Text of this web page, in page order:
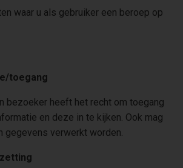
waar u als gebruiker een beroep op
toegang
bezoeker heeft het recht om toegang
en deze in te kijken. Ook mag
gegevens verwerkt worden.